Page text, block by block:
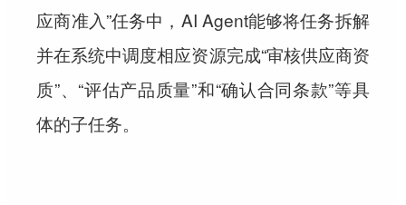
应商准入”任务中，AI Agent能够将任务拆解
并在系统中调度相应资源完成“审核供应商资
质”、“评估产品质量”和“确认合同条款”等具
体的子任务。